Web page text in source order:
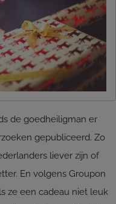
de goedheiligman er
gepubliceerd. Zo
liever zijn of
En volgens Groupon
ze een cadeau niet leuk